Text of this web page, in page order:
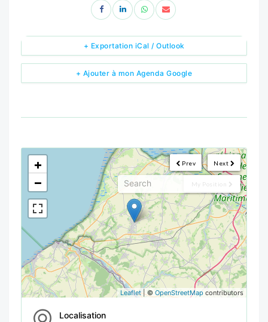
+ Ajouter à mon Agenda Google
+ Exportation iCal / Outlook
Next
Prev
My Position
<!---->
+
−
Leaflet| © OpenStreetMap contributors
Localisation